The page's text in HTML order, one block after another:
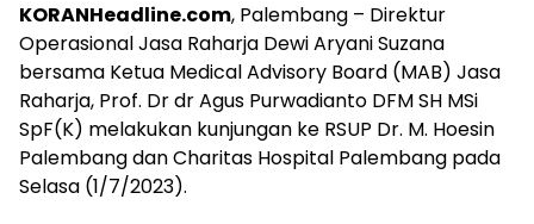
KORANHeadline.com, Palembang – Direktur
Operasional Jasa Raharja Dewi Aryani Suzana
bersama Ketua Medical Advisory Board (MAB) Jasa
Raharja, Prof. Dr dr Agus Purwadianto DFM SH MSi
SpF(K) melakukan kunjungan ke RSUP Dr. M. Hoesin
Palembang dan Charitas Hospital Palembang pada
Selasa (1/7/2023).